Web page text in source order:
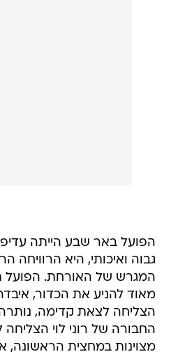
הפועל באר שבע הייתה
גבוה ואיכותי, היא הרוויחה
המגרש של האורחת.
מאוד להניע את הכדור,
הצליחה לצאת קדימה,
החבורה של רוני לוי הצליחה
מצוינות במחצית הראשונה,